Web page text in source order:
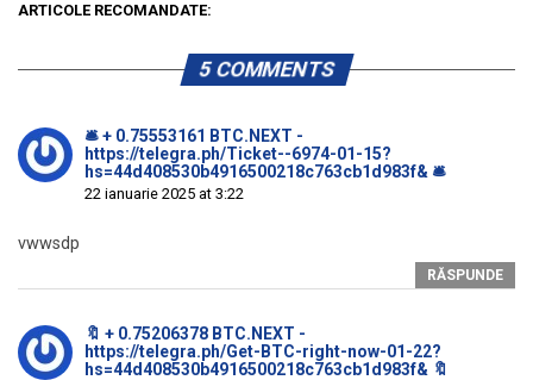
ARTICOLE RECOMANDATE:
5 COMMENTS
🛎 + 0.75553161 BTC.NEXT -
https://telegra.ph/Ticket--6974-01-15?
hs=44d408530b4916500218c763cb1d983f& 🛎
22 ianuarie 2025 at 3:22
vwwsdp
RĂSPUNDE
🔖 + 0.75206378 BTC.NEXT -
https://telegra.ph/Get-BTC-right-now-01-22?
hs=44d408530b4916500218c763cb1d983f& 🔖